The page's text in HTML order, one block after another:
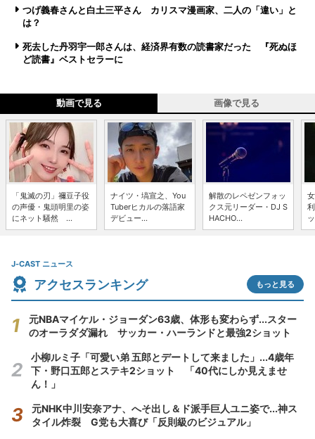
つげ義春さんと白土三平さん カリスマ漫画家、二人の「違い」と
は？
死去した丹羽宇一郎さんは、経済界有数の読書家だった 『死ぬほ
ど読書』ベストセラーに
動画で見る 画像で見る
「鬼滅の刃」禰豆子役
の声優・鬼頭明里の姿
にネット騒然 ...
ナイツ・塙宣之、You
Tuberヒカルの落語家
デビュー...
解散のレペゼンフォッ
クス元リーダー・DJ S
HACHO...
J-CAST ニュース
アクセスランキング もっと見る
元NBAマイケル・ジョーダン63歳、体形も変わらず...スター
のオーラダダ漏れ サッカー・ハーランドと最強2ショット
小柳ルミ子「可愛い弟 五郎とデートして来ました」...4歳年
下・野口五郎とステキ2ショット 「40代にしか見えませ
ん！」
元NHK中川安奈アナ、へそ出し＆ド派手巨人ユニ姿で...神ス
タイル炸裂 G党も大喜び「反則級のビジュアル」